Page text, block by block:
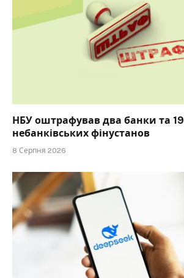
НБУ оштрафував два банки та 19
небанківських фінустанов
8 Серпня 2026